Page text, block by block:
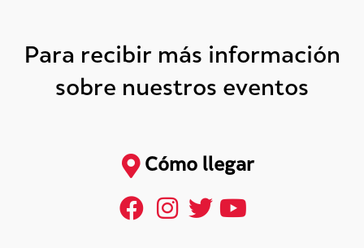
Para recibir más información
sobre nuestros eventos
Cómo llegar